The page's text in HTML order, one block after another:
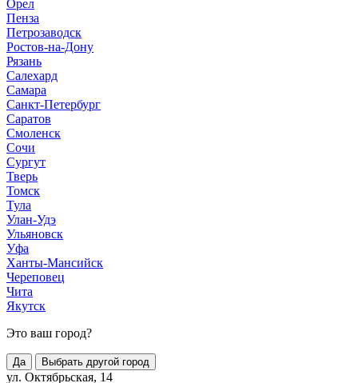
Орел
Пенза
Петрозаводск
Ростов-на-Дону
Рязань
Салехард
Самара
Санкт-Петербург
Саратов
Смоленск
Сочи
Сургут
Тверь
Томск
Тула
Улан-Удэ
Ульяновск
Уфа
Ханты-Мансийск
Череповец
Чита
Якутск
Это ваш город?
Да Выбрать другой город
ул. Октябрьская, 14